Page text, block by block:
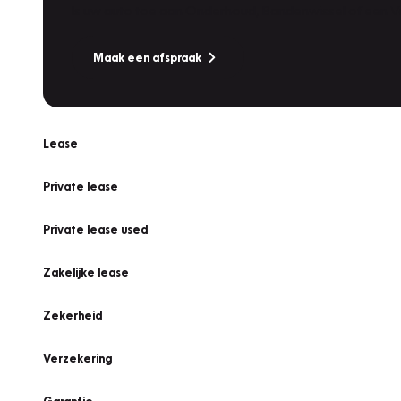
Maak een afspraak
Lease
Private lease
Private lease used
Zakelijke lease
Zekerheid
Verzekering